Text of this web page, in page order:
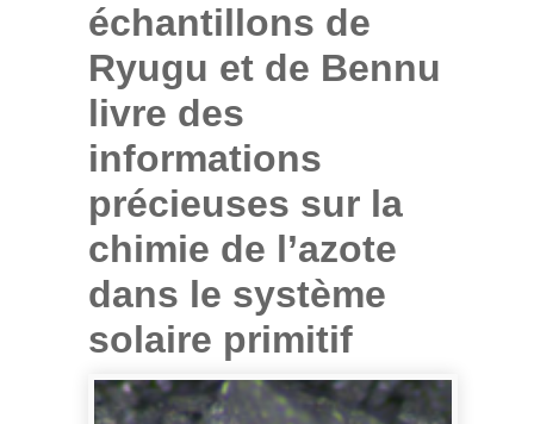
échantillons de
Ryugu et de Bennu
livre des
informations
précieuses sur la
chimie de l’azote
dans le système
solaire primitif